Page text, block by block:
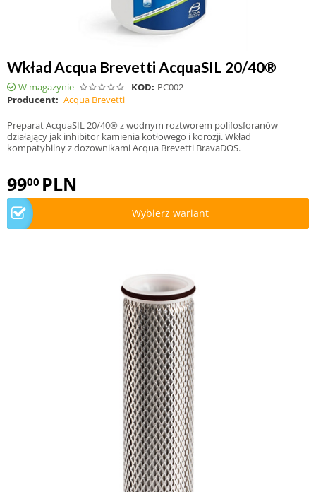
Wkład Acqua Brevetti AcquaSIL 20/40®
W magazynie KOD: PC002
Producent: Acqua Brevetti
Preparat AcquaSIL 20/40® z wodnym roztworem polifosforanów
działający jak inhibitor kamienia kotłowego i korozji. Wkład
kompatybilny z dozownikami Acqua Brevetti BravaDOS.
9900 PLN
Wybierz wariant